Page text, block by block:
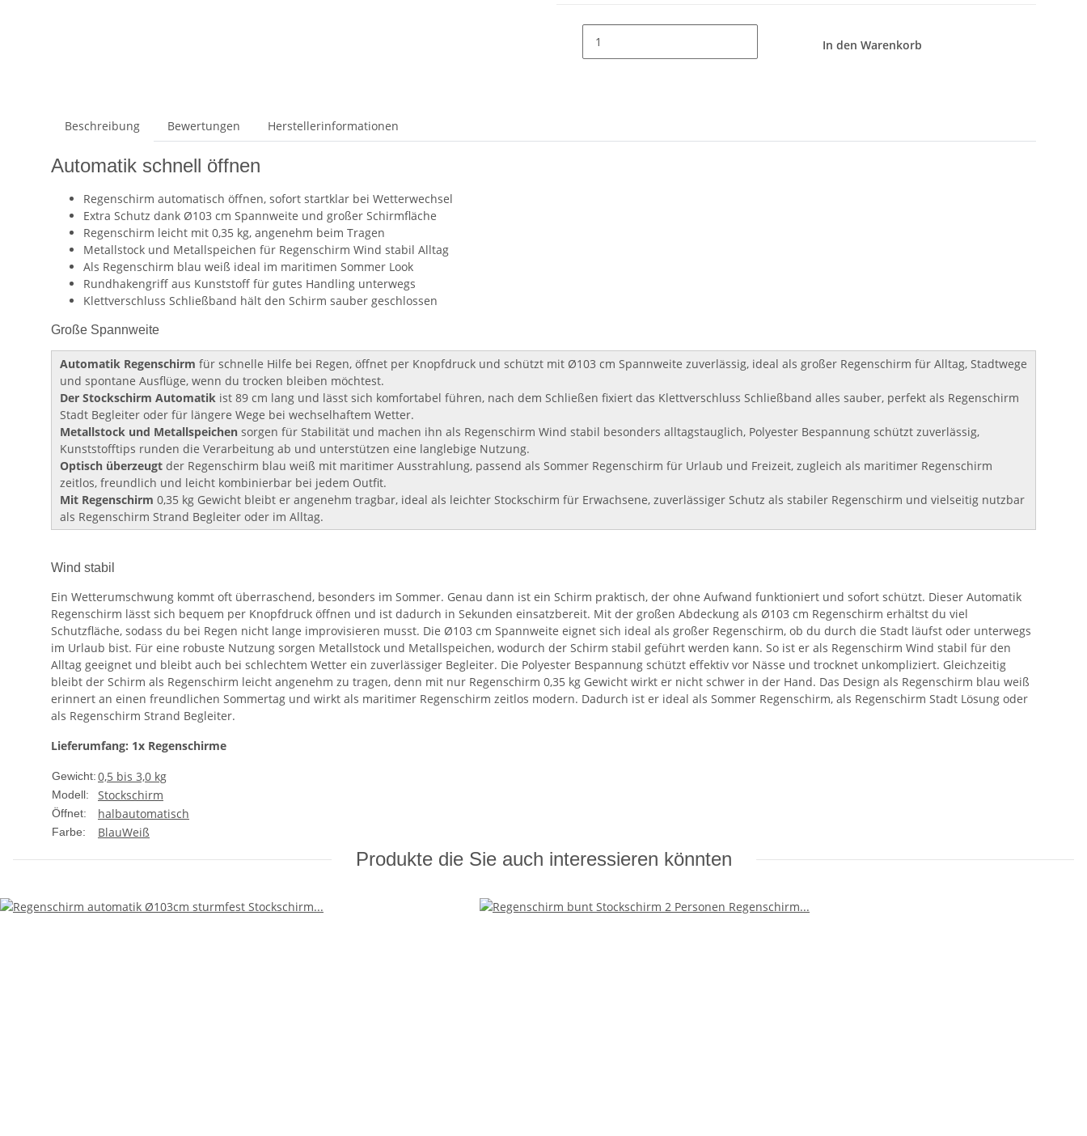
In den Warenkorb
Beschreibung Bewertungen Herstellerinformationen
Automatik schnell öffnen
Regenschirm automatisch öffnen, sofort startklar bei Wetterwechsel
Extra Schutz dank Ø103 cm Spannweite und großer Schirmfläche
Regenschirm leicht mit 0,35 kg, angenehm beim Tragen
Metallstock und Metallspeichen für Regenschirm Wind stabil Alltag
Als Regenschirm blau weiß ideal im maritimen Sommer Look
Rundhakengriff aus Kunststoff für gutes Handling unterwegs
Klettverschluss Schließband hält den Schirm sauber geschlossen
Große Spannweite
Automatik Regenschirm für schnelle Hilfe bei Regen, öffnet per Knopfdruck und schützt mit Ø103 cm Spannweite zuverlässig, ideal als großer Regenschirm für Alltag, Stadtwege
und spontane Ausflüge, wenn du trocken bleiben möchtest.
Der Stockschirm Automatik ist 89 cm lang und lässt sich komfortabel führen, nach dem Schließen fixiert das Klettverschluss Schließband alles sauber, perfekt als Regenschirm
Stadt Begleiter oder für längere Wege bei wechselhaftem Wetter.
Metallstock und Metallspeichen sorgen für Stabilität und machen ihn als Regenschirm Wind stabil besonders alltagstauglich, Polyester Bespannung schützt zuverlässig,
Kunststofftips runden die Verarbeitung ab und unterstützen eine langlebige Nutzung.
Optisch überzeugt der Regenschirm blau weiß mit maritimer Ausstrahlung, passend als Sommer Regenschirm für Urlaub und Freizeit, zugleich als maritimer Regenschirm
zeitlos, freundlich und leicht kombinierbar bei jedem Outfit.
Mit Regenschirm 0,35 kg Gewicht bleibt er angenehm tragbar, ideal als leichter Stockschirm für Erwachsene, zuverlässiger Schutz als stabiler Regenschirm und vielseitig nutzbar
als Regenschirm Strand Begleiter oder im Alltag.
Wind stabil
Ein Wetterumschwung kommt oft überraschend, besonders im Sommer. Genau dann ist ein Schirm praktisch, der ohne Aufwand funktioniert und sofort schützt. Dieser Automatik
Regenschirm lässt sich bequem per Knopfdruck öffnen und ist dadurch in Sekunden einsatzbereit. Mit der großen Abdeckung als Ø103 cm Regenschirm erhältst du viel
Schutzfläche, sodass du bei Regen nicht lange improvisieren musst. Die Ø103 cm Spannweite eignet sich ideal als großer Regenschirm, ob du durch die Stadt läufst oder unterwegs
im Urlaub bist. Für eine robuste Nutzung sorgen Metallstock und Metallspeichen, wodurch der Schirm stabil geführt werden kann. So ist er als Regenschirm Wind stabil für den
Alltag geeignet und bleibt auch bei schlechtem Wetter ein zuverlässiger Begleiter. Die Polyester Bespannung schützt effektiv vor Nässe und trocknet unkompliziert. Gleichzeitig
bleibt der Schirm als Regenschirm leicht angenehm zu tragen, denn mit nur Regenschirm 0,35 kg Gewicht wirkt er nicht schwer in der Hand. Das Design als Regenschirm blau weiß
erinnert an einen freundlichen Sommertag und wirkt als maritimer Regenschirm zeitlos modern. Dadurch ist er ideal als Sommer Regenschirm, als Regenschirm Stadt Lösung oder
als Regenschirm Strand Begleiter.
Lieferumfang: 1x Regenschirme
Gewicht:0,5 bis 3,0 kg
Modell: Stockschirm
Öffnet: halbautomatisch
Farbe: BlauWeiß
Produkte die Sie auch interessieren könnten